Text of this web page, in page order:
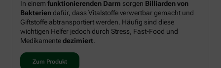
In einem funktionierenden Darm sorgen Billiarden von
Bakteriendafür, dass Vitalstoffe verwertbar gemacht und
Giftstoffe abtransportiert werden. Häufig sind diese
wichtigen Helfer jedoch durch Stress, Fast-Food und
Medikamentedezimiert.
Zum Produkt